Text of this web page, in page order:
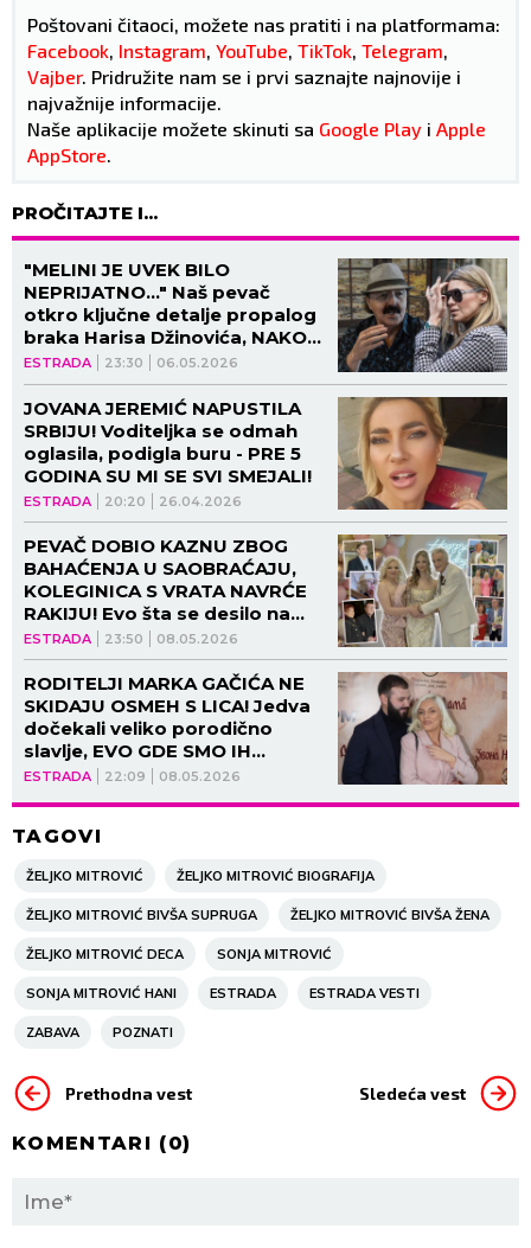
Poštovani čitaoci, možete nas pratiti i na platformama:
Facebook, Instagram, YouTube, TikTok, Telegram,
Vajber. Pridružite nam se i prvi saznajte najnovije i
najvažnije informacije.
Naše aplikacije možete skinuti sa Google Play i Apple
AppStore.
PROČITAJTE I...
ESTRADA 23:30 06.05.2026
"MELINI JE UVEK BILO
NEPRIJATNO..." Naš pevač
otkro ključne detalje propalog
braka Harisa Džinovića, NAKON
OVOGA USLEDIO RAZVOD!
ESTRADA 20:20 26.04.2026
JOVANA JEREMIĆ NAPUSTILA
SRBIJU! Voditeljka se odmah
oglasila, podigla buru - PRE 5
GODINA SU MI SE SVI SMEJALI!
ESTRADA 23:50 08.05.2026
PEVAČ DOBIO KAZNU ZBOG
BAHAĆENJA U SAOBRAĆAJU,
KOLEGINICA S VRATA NAVRĆE
RAKIJU! Evo šta se desilo na
punoletstvu ćerke Mirka
Kodića, O OVOME SVI BRUJE!
(VIDEO, GALERIJA)
ESTRADA 22:09 08.05.2026
RODITELJI MARKA GAČIĆA NE
SKIDAJU OSMEH S LICA! Jedva
dočekali veliko porodično
slavlje, EVO GDE SMO IH
UHVATILI! (VIDEO)
TAGOVI
ŽELJKO MITROVIĆ ŽELJKO MITROVIĆ BIOGRAFIJA
ŽELJKO MITROVIĆ BIVŠA SUPRUGA ŽELJKO MITROVIĆ BIVŠA ŽENA
ŽELJKO MITROVIĆ DECA SONJA MITROVIĆ
SONJA MITROVIĆ HANI ESTRADA ESTRADA VESTI
ZABAVA POZNATI
Prethodna vest Sledeća vest
KOMENTARI (0)